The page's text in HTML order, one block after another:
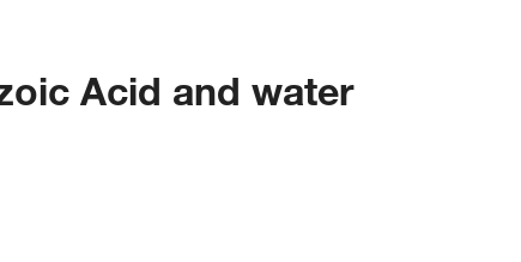
Acid and water